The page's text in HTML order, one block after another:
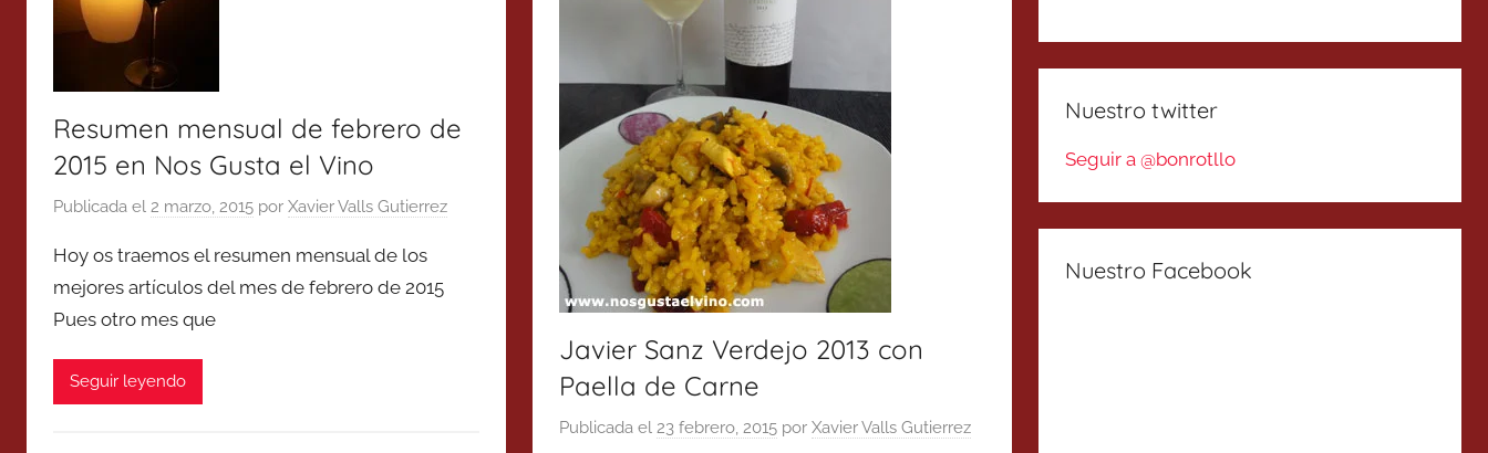
Resumen mensual de febrero de
2015 en Nos Gusta el Vino
Publicada el 2 marzo, 2015 por Xavier Valls Gutierrez
Hoy os traemos el resumen mensual de los
mejores artículos del mes de febrero de 2015
Pues otro mes que
Seguir leyendo
Javier Sanz Verdejo 2013 con
Paella de Carne
Publicada el 23 febrero, 2015 porXavier Valls Gutierrez
Nuestro twitter
Seguir a @bonrotllo
Nuestro Facebook